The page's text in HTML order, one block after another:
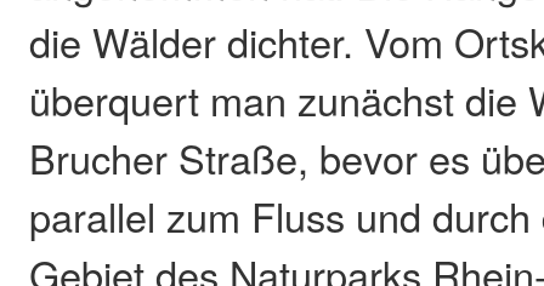
die Wälder dichter. Vom
überquert man zunächst die
Brucher Straße, bevor es
parallel zum Fluss und
Gebiet des Naturparks